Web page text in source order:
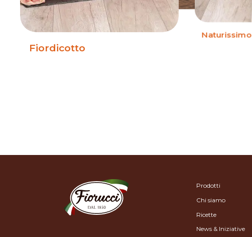
Fiordicotto
Naturissimo
Prodotti
Chi siamo
Ricette
News & Iniziative